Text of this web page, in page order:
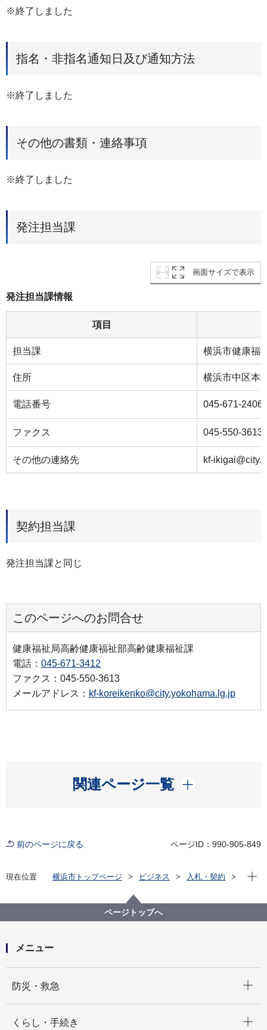
※終了しました
指名・非指名通知日及び通知方法
※終了しました
その他の書類・連絡事項
※終了しました
発注担当課
画面サイズで表示
発注担当課情報
項目
担当課 横浜市健康福
住所 横浜市中区本
電話番号 045-671-2406
ファクス 045-550-3613
その他の連絡先 kf-
契約担当課
発注担当課と同じ
このページへのお問合せ
健康福祉局高齢健康福祉部高齢健康福祉課
電話： 045-671-3412
ファクス：045-550-3613
メールアドレス： kf-koreikenko@city.yokohama.lg.jp
関連ページ一覧
開く
前のページに戻る ページID：990-905-849
現在位置 横浜市トップページ ビジネス
入札・契約
【入札結果掲載】【公募型指名競争入札】濱とも新規
協賛店獲得・既存協賛店確認更新等業務委託
現在
ページトップへ
メニュー
防災・救急
くらし・手続き